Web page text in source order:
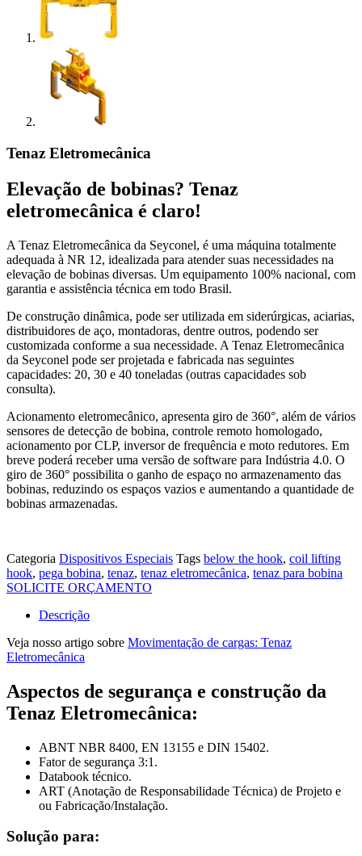
Tenaz Eletromecânica
Elevação de bobinas? Tenaz
eletromecânica é claro!
A Tenaz Eletromecânica da Seyconel, é uma máquina totalmente
adequada à NR 12, idealizada para atender suas necessidades na
elevação de bobinas diversas. Um equipamento 100% nacional, com
garantia e assistência técnica em todo Brasil.
De construção dinâmica, pode ser utilizada em siderúrgicas, aciarias,
distribuidores de aço, montadoras, dentre outros, podendo ser
customizada conforme a sua necessidade. A Tenaz Eletromecânica
da Seyconel pode ser projetada e fabricada nas seguintes
capacidades: 20, 30 e 40 toneladas (outras capacidades sob
consulta).
Acionamento eletromecânico, apresenta giro de 360°, além de vários
sensores de detecção de bobina, controle remoto homologado,
acionamento por CLP, inversor de frequência e moto redutores. Em
breve poderá receber uma versão de software para Indústria 4.0. O
giro de 360° possibilita o ganho de espaço no armazenamento das
bobinas, reduzindo os espaços vazios e aumentando a quantidade de
bobinas armazenadas.
Categoria Dispositivos Especiais Tags below the hook, coil lifting
hook, pega bobina, tenaz, tenaz eletromecânica, tenaz para bobina
SOLICITE ORÇAMENTO
Descrição
Veja nosso artigo sobre Movimentação de cargas: Tenaz
Eletromecânica
Aspectos de segurança e construção da
Tenaz Eletromecânica:
ABNT NBR 8400, EN 13155 e DIN 15402.
Fator de segurança 3:1.
Databook técnico.
ART (Anotação de Responsabilidade Técnica) de Projeto e
ou Fabricação/Instalação.
Solução para: